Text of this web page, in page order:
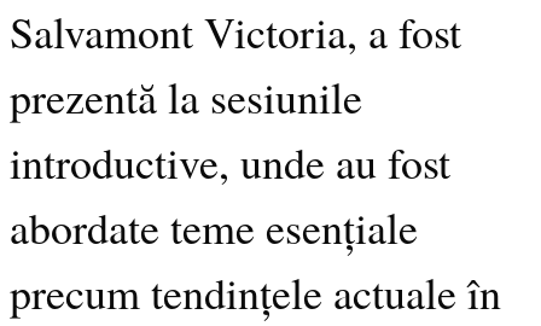
Salvamont Victoria, a fost
prezentă la sesiunile
introductive, unde au fost
abordate teme esențiale
precum tendințele actuale în